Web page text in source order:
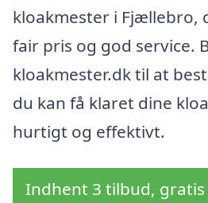
kloakmester i Fjællebro,
fair pris og god service.
kloakmester.dk til at
du kan få klaret dine
hurtigt og effektivt.
Indhent 3 tilbud, gratis